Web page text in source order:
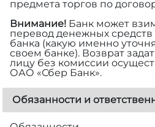
предмета торгов по
Внимание! Банк может
перевод денежных средств
банка (какую именно
своем банке). Возврат
лицу без комиссии
ОАО «Сбер Банк».
Обязанности и